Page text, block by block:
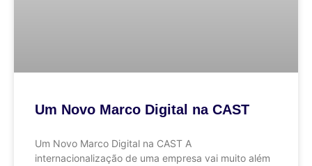
Um Novo Marco Digital na CAST
Um Novo Marco Digital na CAST A
internacionalização de uma empresa vai muito além